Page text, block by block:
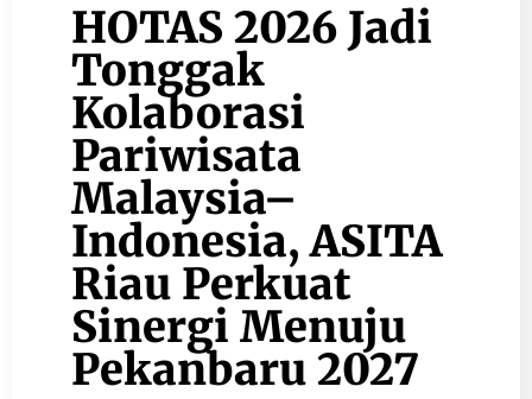
HOTAS 2026 Jadi
Tonggak
Kolaborasi
Pariwisata
Malaysia–
Indonesia, ASITA
Riau Perkuat
Sinergi Menuju
Pekanbaru 2027